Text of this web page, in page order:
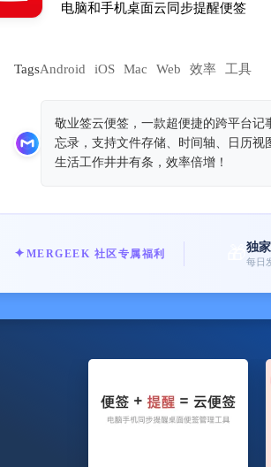
电脑和手机桌面云同步提醒便‪签‬
TagsAndroid iOS Mac Web 效率 工具
敬业签云便签，一款超便捷的跨平台
忘录，支持文件存储、时间轴、日历
生活工作井井有条，效率倍增！
✦ MERGEEK 社区专属福利 独
每日